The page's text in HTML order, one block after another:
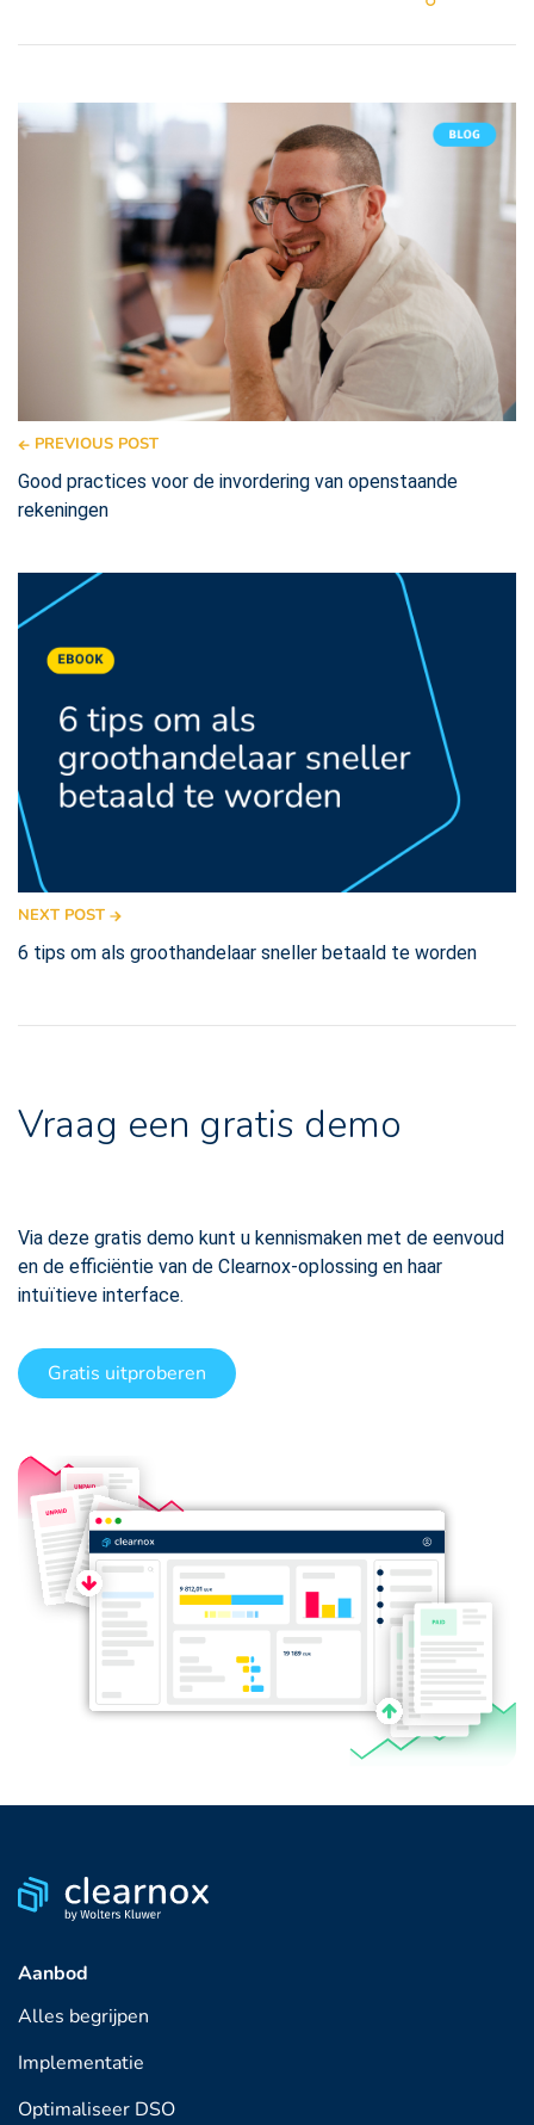
PREVIOUS POST
Good practices voor de invordering van openstaande
rekeningen
NEXT POST
6 tips om als groothandelaar sneller betaald te worden
Vraag een gratis demo
Via deze gratis demo kunt u kennismaken met de eenvoud
en de efficiëntie van de Clearnox-oplossing en haar
intuïtieve interface.
Gratis uitproberen
Aanbod
Alles begrijpen
Implementatie
Optimaliseer DSO